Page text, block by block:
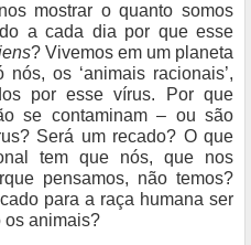
mostrar o quanto somos
a cada dia por que esse
? Vivemos em um planeta
os ‘animais racionais’,
por esse vírus. Por que
se contaminam – ou são
Será um recado? O que
tem que nós, que nos
pensamos, não temos?
para a raça humana ser
os animais?